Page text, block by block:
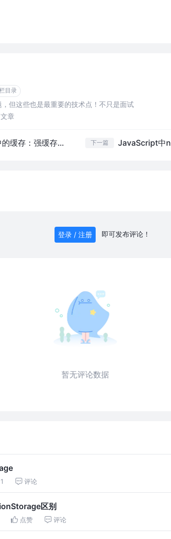
目录
但这些也是最重要的技术点！不只是面试
章
带图说明http协议中的缓存：强缓存、协商缓存 下一篇
登录 / 注册 即可发布评论！
暂无评论数据
1 评论
区别
点赞 评论